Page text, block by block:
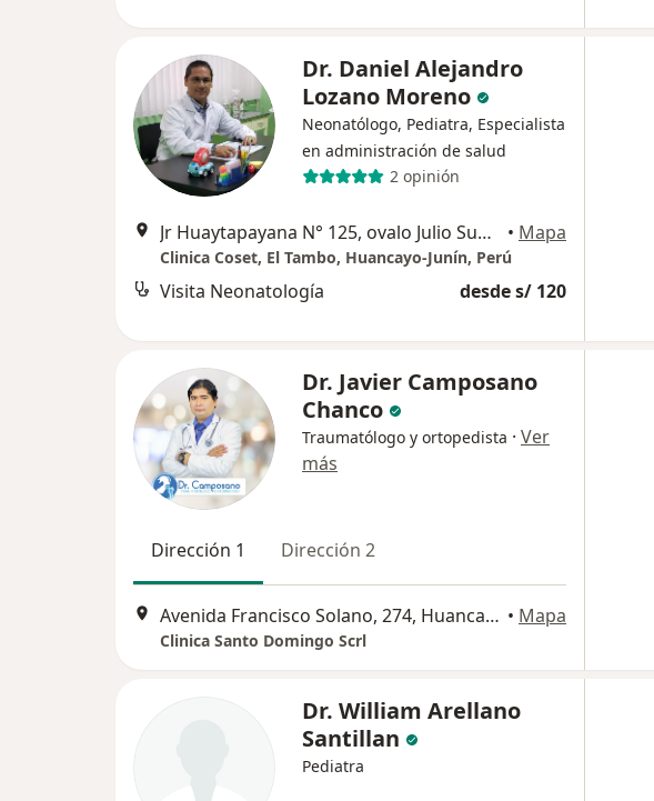
Dr. Daniel Alejandro
Lozano Moreno
Neonatólogo, Pediatra, Especialista
en administración de salud
2 opinión
Jr Huaytapayana N° 125, ovalo Julio Sumar, Huancayo • Mapa
Clinica Coset, El Tambo, Huancayo-Junín, Perú
Visita Neonatología desde s/ 120
Dr. Javier Camposano
Chanco
Traumatólogo y ortopedista · Ver
más
Dirección 1 Dirección 2
Avenida Francisco Solano, 274, Huancayo • Mapa
Clinica Santo Domingo Scrl
Dr. William Arellano
Santillan
Pediatra